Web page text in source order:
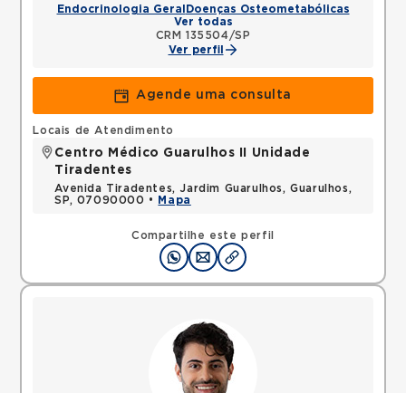
Endocrinologia Geral Doenças Osteometabólicas
Ver todas
CRM 135504/SP
Ver perfil
Agende uma consulta
Compartilhe este perfil
Locais de Atendimento
Centro Médico Guarulhos II Unidade
Tiradentes
Avenida Tiradentes, Jardim Guarulhos, Guarulhos,
SP, 07090000 •
Mapa